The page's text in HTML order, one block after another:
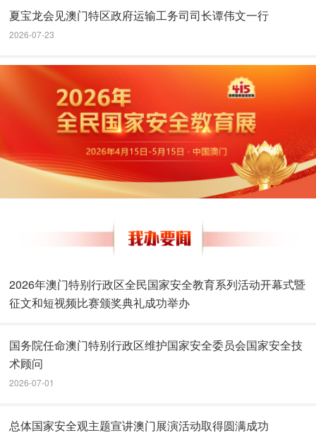
夏宝龙会见澳门特区政府运输工务司司长谭伟文一行
2026-07-23
2026年澳门特别行政区全民国家安全教育系列活动开幕式暨
征文和短视频比赛颁奖典礼成功举办
国务院任命澳门特别行政区维护国家安全委员会国家安全技
术顾问
2026-07-01
总体国家安全观主题宣讲澳门展演活动取得圆满成功